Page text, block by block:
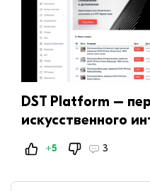
DST Platform –
искусственного
+5 3